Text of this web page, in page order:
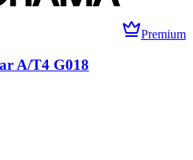
Premium
A/T4 G018